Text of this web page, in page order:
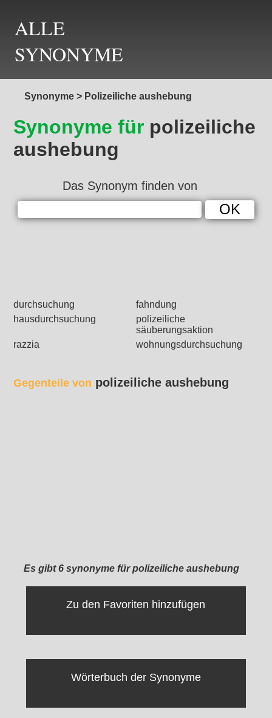
ALLE
SYNONYME
Synonyme > Polizeiliche aushebung
Synonyme für polizeiliche
aushebung
Das Synonym finden von
durchsuchung
fahndung
hausdurchsuchung
polizeiliche
säuberungsaktion
razzia
wohnungsdurchsuchung
Gegenteile von polizeiliche aushebung
Es gibt 6 synonyme für polizeiliche aushebung
Zu den Favoriten hinzufügen
Wörterbuch der Synonyme